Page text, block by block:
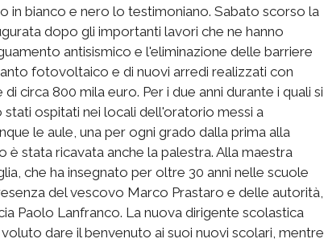
in bianco e nero lo testimoniano. Sabato scorso la
dopo gli importanti lavori che ne hanno
antisismico e l'eliminazione delle barriere
fotovoltaico e di nuovi arredi realizzati con
circa 800 mila euro. Per i due anni durante i quali si
ospitati nei locali dell'oratorio messi a
le aule, una per ogni grado dalla prima alla
è stata ricavata anche la palestra. Alla maestra
che ha insegnato per oltre 30 anni nelle scuole
del vescovo Marco Prastaro e delle autorità,
Paolo Lanfranco. La nuova dirigente scolastica
dare il benvenuto ai suoi nuovi scolari, mentre